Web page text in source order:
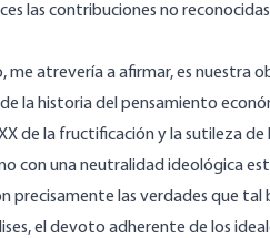
las contribuciones no
me atrevería a afirmar, es nuestra
la historia del pensamiento
de la fructificación y la sutileza de
con una neutralidad ideológica
precisamente las verdades que tal
el devoto adherente de los